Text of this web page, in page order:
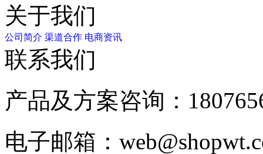
关于我们
公司简介 渠道合作 电商资讯
联系我们
产品及方案咨询：
电子邮箱：